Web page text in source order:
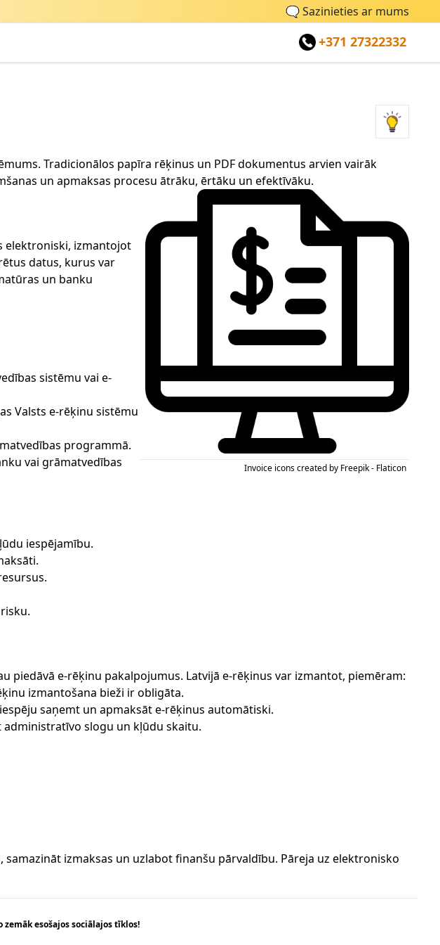
🗨Sazinieties ar mums
+371 27322332
Tradicionālos papīra rēķinus un PDF dokumentus arvien vairāk
un apmaksas procesu ātrāku, ērtāku un efektīvāku.
Invoice icons created by Freepik - Flaticon
elektroniski, izmantojot
datus, kurus var
un banku
sistēmu vai e-
Valsts e-rēķinu sistēmu
programmā.
vai grāmatvedības
iespējamību.
piedāvā e-rēķinu pakalpojumus. Latvijā e-rēķinus var izmantot, piemēram:
izmantošana bieži ir obligāta.
saņemt un apmaksāt e-rēķinus automātiski.
slogu un kļūdu skaitu.
izmaksas un uzlabot finanšu pārvaldību. Pāreja uz elektronisko
esošajos sociālajos tīklos!